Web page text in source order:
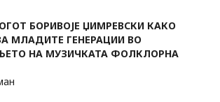
БОРИВОЈЕ ЏИМРЕВСКИ КАКО
МЛАДИТЕ ГЕНЕРАЦИИ ВО
НА МУЗИЧКАТА ФОЛКЛОРНА